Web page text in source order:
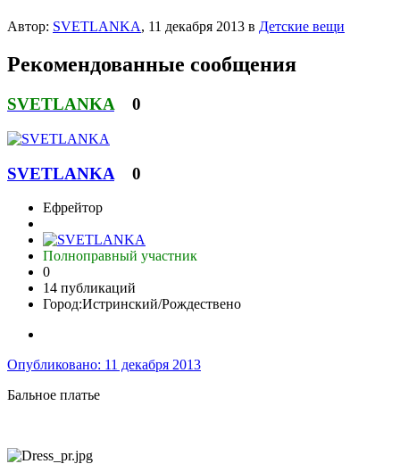
Автор: SVETLANKA, 11 декабря 2013 в Детские вещи
Рекомендованные сообщения
SVETLANKA 0
SVETLANKA 0
Ефрейтор
Полноправный участник
0
14 публикаций
Город:Истринский/Рождествено
Опубликовано: 11 декабря 2013
Бальное платье